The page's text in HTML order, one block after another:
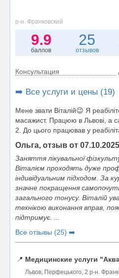
р-н. Франковский
9.9
баллов
25
отзывов
Консультация
➡️ Все услуги и цены (19)
Mене звати Віталій😉 Я
масажист. Працюю в Львові, а
2. До цього працював у
Ольга, отзыв от
Заняття лікувальної
Віталієм проходять дуже
індивідуальним підходом. За
значне покращення
загального тонусу. Віталій
технікою виконання вправ,
підтримує. ...
Все отзывы (25) ➡️
📍 Медицинские услуги
Львов, Перфецького, 2 р-н.